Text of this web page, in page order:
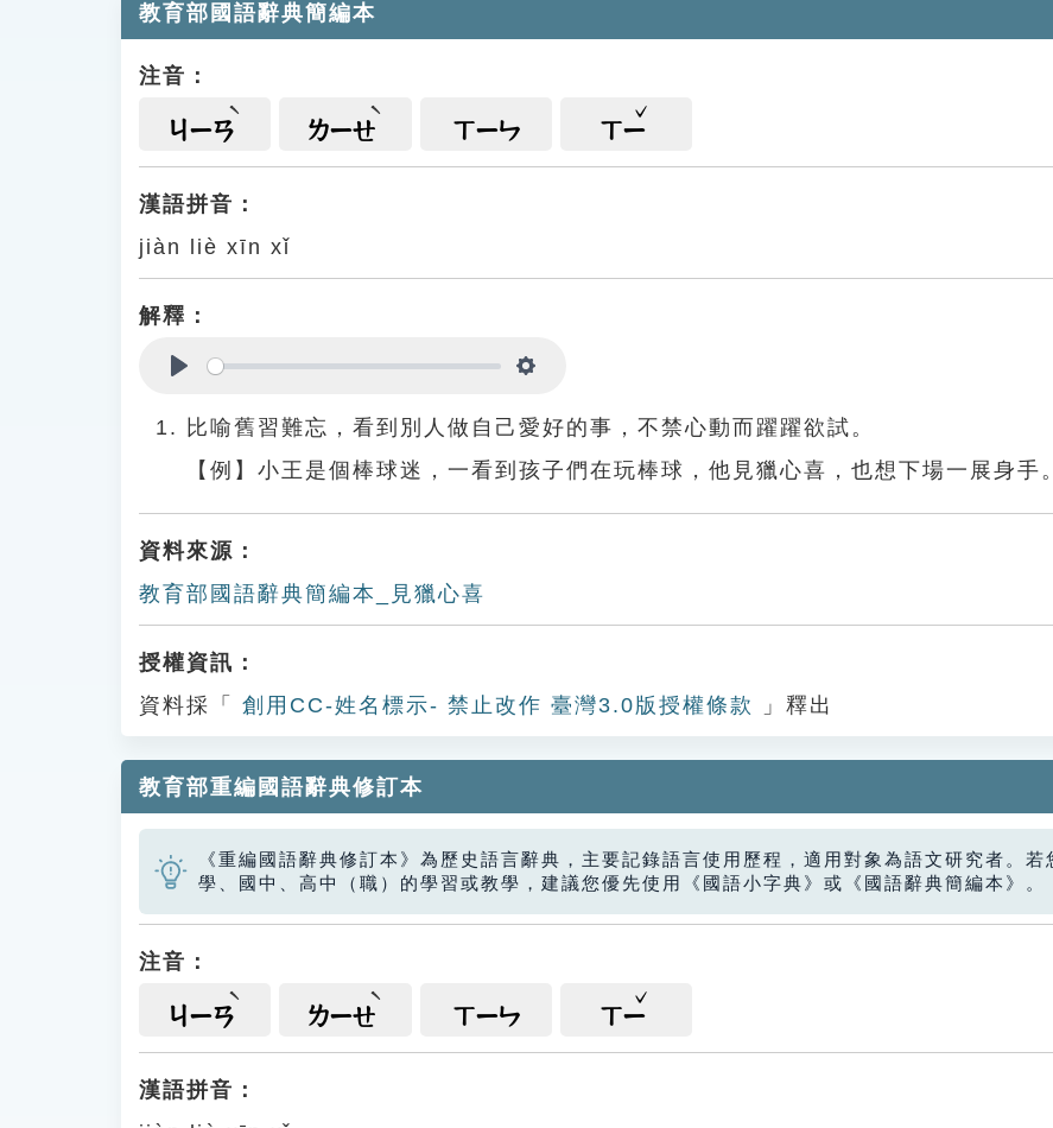
教育部國語辭典簡編本
注音：
ㄐㄧㄢ ㄌㄧㄝ ㄒㄧㄣ ㄒㄧ
漢語拼音：
jiàn liè xīn xǐ
解釋：
比喻舊習難忘，看到別人做自己愛好的事，不禁心動而躍躍欲試。
【例】小王是個棒球迷，一看到孩子們在玩棒球，他見獵心喜，也想下場一展身手。
資料來源：
教育部國語辭典簡編本_見獵心喜
授權資訊：
資料採「
創用CC-姓名標示- 禁止改作 臺灣3.0版授權條款 」釋出
教育部重編國語辭典修訂本
《重編國語辭典修訂本》為歷史語言辭典，主要記錄語言使用歷程，適用對象為語文研究者。若
學、國中、高中（職）的學習或教學，建議您優先使用《國語小字典》或《國語辭典簡編本》。
注音：
ㄐㄧㄢ ㄌㄧㄝ ㄒㄧㄣ ㄒㄧ
漢語拼音：